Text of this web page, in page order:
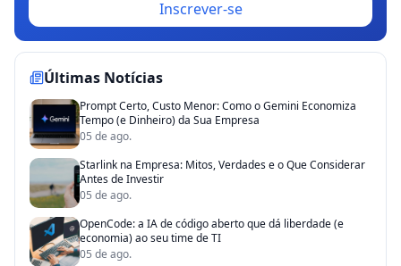
Inscrever-se
Últimas Notícias
Prompt Certo, Custo Menor: Como o Gemini Economiza
Tempo (e Dinheiro) da Sua Empresa
05 de ago.
Starlink na Empresa: Mitos, Verdades e o Que Considerar
Antes de Investir
05 de ago.
OpenCode: a IA de código aberto que dá liberdade (e
economia) ao seu time de TI
05 de ago.